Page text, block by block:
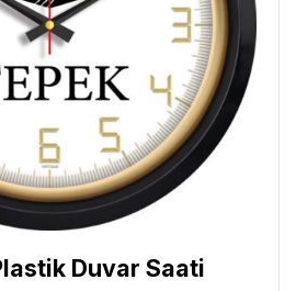
Duvar Saati